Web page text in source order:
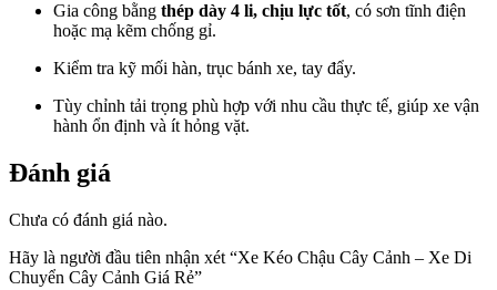
Gia công bằng thép dày 4 li, chịu lực tốt, có sơn tĩnh điện
hoặc mạ kẽm chống gỉ.
Kiểm tra kỹ mối hàn, trục bánh xe, tay đẩy.
Tùy chỉnh tải trọng phù hợp với nhu cầu thực tế, giúp xe vận
hành ổn định và ít hỏng vặt.
Đánh giá
Chưa có đánh giá nào.
Hãy là người đầu tiên nhận xét “Xe Kéo Chậu Cây Cảnh – Xe Di
Chuyển Cây Cảnh Giá Rẻ”